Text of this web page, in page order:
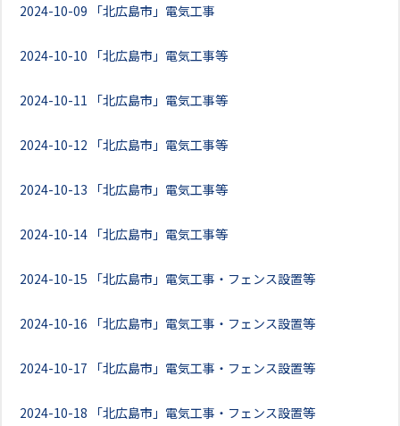
2024-10-09 「北広島市」電気工事
2024-10-10 「北広島市」電気工事等
2024-10-11 「北広島市」電気工事等
2024-10-12 「北広島市」電気工事等
2024-10-13 「北広島市」電気工事等
2024-10-14 「北広島市」電気工事等
2024-10-15 「北広島市」電気工事・フェンス設置等
2024-10-16 「北広島市」電気工事・フェンス設置等
2024-10-17 「北広島市」電気工事・フェンス設置等
2024-10-18 「北広島市」電気工事・フェンス設置等